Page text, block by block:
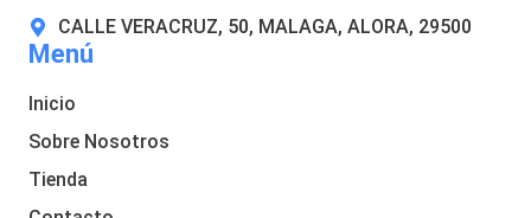
Menú
Inicio
Sobre Nosotros
Tienda
CALLE VERACRUZ, 50, MALAGA, ALORA, 29500